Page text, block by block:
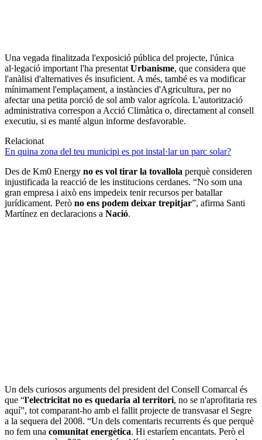
Una vegada finalitzada l'exposició pública del projecte, l'única
al·legació important l'ha presentat Urbanisme, que considera que
l'anàlisi d'alternatives és insuficient. A més, també es va modificar
mínimament l'emplaçament, a instàncies d'Agricultura, per no
afectar una petita porció de sol amb valor agrícola. L'autorització
administrativa correspon a Acció Climàtica o, directament al consell
executiu, si es manté algun informe desfavorable.
Relacionat
En quina zona del teu municipi es pot instal·lar un parc solar?
Des de Km0 Energy no es vol tirar la tovallola perquè consideren
injustificada la reacció de les institucions cerdanes. “No som una
gran empresa i això ens impedeix tenir recursos per batallar
jurídicament. Però no ens podem deixar trepitjar”, afirma Santi
Martínez en declaracions a Nació.
Un dels curiosos arguments del president del Consell Comarcal és
que “l'electricitat no es quedaria al territori, no se n'aprofitaria res
aquí”, tot comparant-ho amb el fallit projecte de transvasar el Segre
a la sequera del 2008. “Un dels comentaris recurrents és que perquè
no fem una comunitat energètica. Hi estaríem encantats. Però el